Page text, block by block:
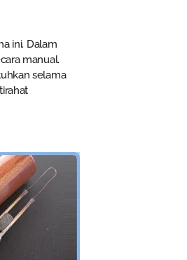
ini. Dalam
manual.
selama